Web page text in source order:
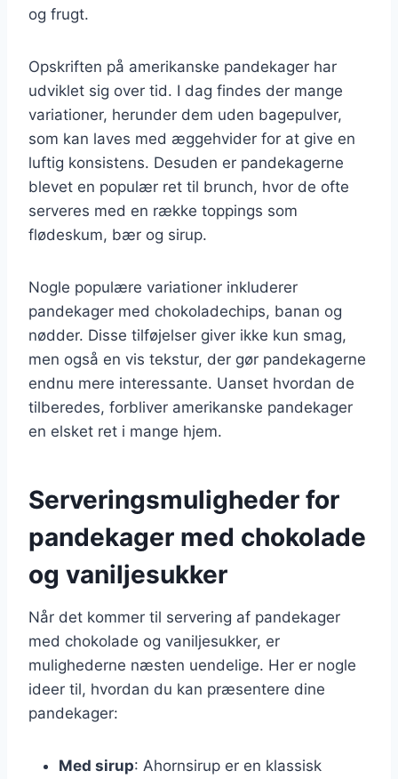
og frugt.
Opskriften på amerikanske pandekager har
udviklet sig over tid. I dag findes der mange
variationer, herunder dem uden bagepulver,
som kan laves med æggehvider for at give en
luftig konsistens. Desuden er pandekagerne
blevet en populær ret til brunch, hvor de ofte
serveres med en række toppings som
flødeskum, bær og sirup.
Nogle populære variationer inkluderer
pandekager med chokoladechips, banan og
nødder. Disse tilføjelser giver ikke kun smag,
men også en vis tekstur, der gør pandekagerne
endnu mere interessante. Uanset hvordan de
tilberedes, forbliver amerikanske pandekager
en elsket ret i mange hjem.
Serveringsmuligheder for
pandekager med chokolade
og vaniljesukker
Når det kommer til servering af pandekager
med chokolade og vaniljesukker, er
mulighederne næsten uendelige. Her er nogle
ideer til, hvordan du kan præsentere dine
pandekager:
Med sirup: Ahornsirup er en klassisk